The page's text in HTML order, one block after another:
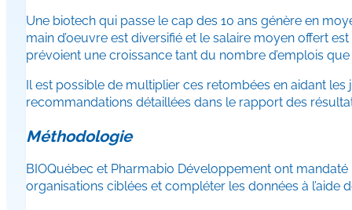
Une biotech qui passe le cap des 10 ans génère en
main d’oeuvre est diversifié et le salaire moyen offert
prévoient une croissance tant du nombre d’emplois
Il est possible de multiplier ces retombées en aidant
recommandations détaillées dans le rapport des
Méthodologie
BIOQuébec et Pharmabio Développement ont
organisations ciblées et compléter les données à l’aide